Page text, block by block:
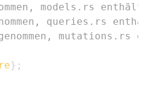
models.rs
queries.rs
mutations.rs
} ;